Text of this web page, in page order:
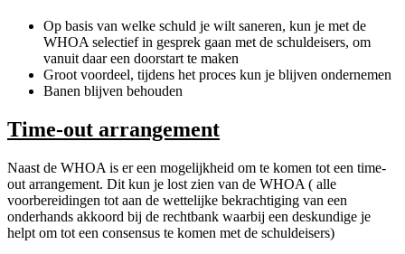
Op basis van welke schuld je wilt saneren, kun je met de
WHOA selectief in gesprek gaan met de schuldeisers, om
vanuit daar een doorstart te maken
Groot voordeel, tijdens het proces kun je blijven ondernemen
Banen blijven behouden
Time-out arrangement
Naast de WHOA is er een mogelijkheid om te komen tot een time-
out arrangement. Dit kun je lost zien van de WHOA ( alle
voorbereidingen tot aan de wettelijke bekrachtiging van een
onderhands akkoord bij de rechtbank waarbij een deskundige je
helpt om tot een consensus te komen met de schuldeisers)